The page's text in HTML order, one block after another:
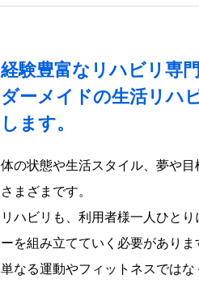
経験豊富なリハビリ専
ダーメイドの生活リハ
します。
体の状態や生活スタイル、夢や目
さまざまです。
リハビリも、利用者様一人ひとり
ーを組み立てていく必要がありま
単なる運動やフィットネスではな